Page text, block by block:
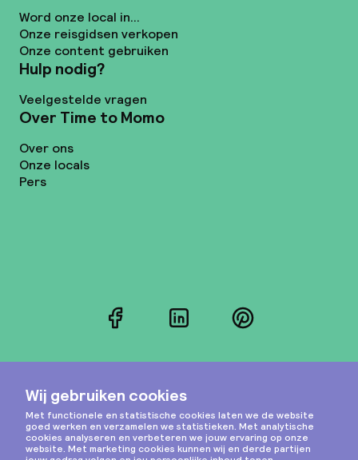
Word onze local in...
Onze reisgidsen verkopen
Onze content gebruiken
Hulp nodig?
Veelgestelde vragen
Over Time to Momo
Over ons
Onze locals
Pers
FacebookLinkedInPinterest
Instagram